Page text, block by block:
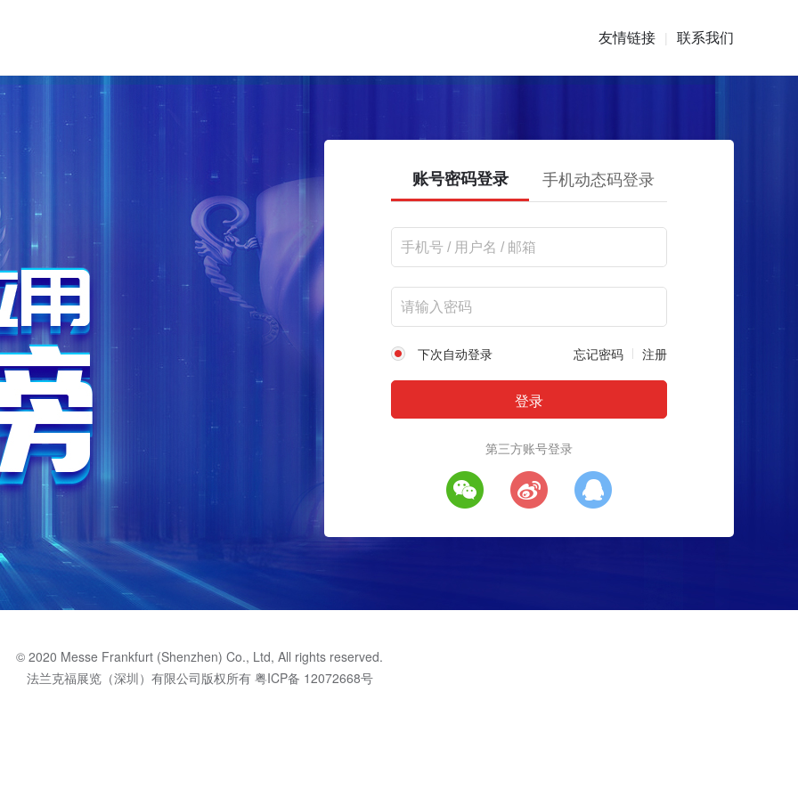
友情链接 | 联系我们
账号密码登录 手机动态码登录
下次自动登录 忘记密码 注册
第三方账号登录
© 2020 Messe Frankfurt (Shenzhen) Co., Ltd, All rights reserved.
法兰克福展览（深圳）有限公司版权所有 粤ICP备 12072668号